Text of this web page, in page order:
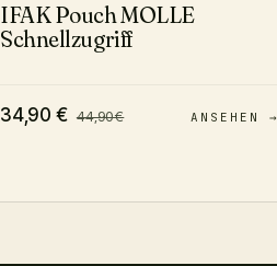
IFAK Pouch MOLLE
Schnellzugriff
34,90 € 44,90€ ANSEHEN →